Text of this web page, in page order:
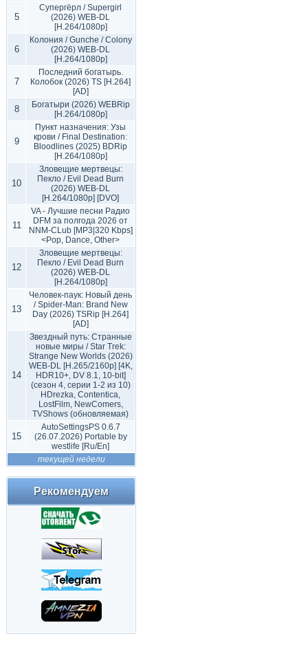
5
Супергёрл / Supergirl
(2026) WEB-DL
[H.264/1080p]
6
Колония / Gunche / Colony
(2026) WEB-DL
[H.264/1080p]
7
Последний богатырь.
Колобок (2026) TS [H.264]
[AD]
8
Богатыри (2026) WEBRip
[H.264/1080p]
9
Пункт назначения: Узы
крови / Final Destination:
Bloodlines (2025) BDRip
[H.264/1080p]
10
Зловещие мертвецы:
Пекло / Evil Dead Burn
(2026) WEB-DL
[H.264/1080p] [DVO]
11
VA - Лучшие песни Радио
DFM за полгода 2026 от
NNM-CLub [MP3|320 Kbps]
<Pop, Dance, Other>
12
Зловещие мертвецы:
Пекло / Evil Dead Burn
(2026) WEB-DL
[H.264/1080p]
13
Человек-паук: Новый день
/ Spider-Man: Brand New
Day (2026) TSRip [H.264]
[AD]
14
Звездный путь: Странные
новые миры / Star Trek:
Strange New Worlds (2026)
WEB-DL [H.265/2160p] [4K,
HDR10+, DV 8.1, 10-bit]
(сезон 4, серии 1-2 из 10)
HDrezka, Contentica,
LostFilm, NewComers,
TVShows (обновляемая)
15
AutoSettingsPS 0.6.7
(26.07.2026) Portable by
westlife [Ru/En]
текущей недели
Рекомендуем